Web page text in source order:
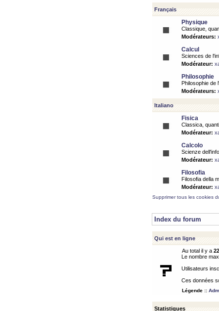
Français
Physique
Classique,
Modérateurs:
Calcul
Sciences de
Modérateur:
Philosophie
Philosophie de
Modérateurs:
Italiano
Fisica
Classica,
Modérateur:
Calcolo
Scienze
Modérateur:
Filosofia
Filosofia della
Modérateur:
Supprimer tous les cookies
Index du forum
Qui est en ligne
Au total il y a
Le nombre
Utilisateurs
Ces données
Légende ::
Statistiques